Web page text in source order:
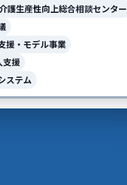
介護生産性向上総合相談センター
援・モデル事業
支援
ステム